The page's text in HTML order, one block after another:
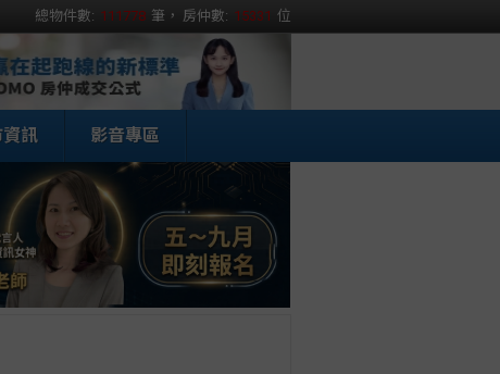
總物件數: 111778 筆， 房仲數: 15331 位
訊 影音專區